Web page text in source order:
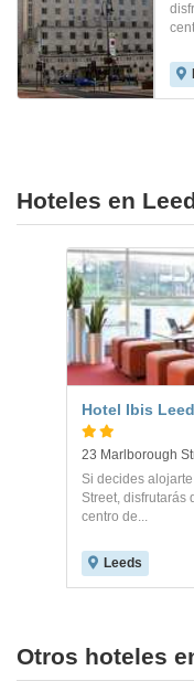
Hoteles en
Hotel Ibis
23 Marlborough
Si decides
Street, disfrutarás
centro de...
Leeds
Otros hoteles